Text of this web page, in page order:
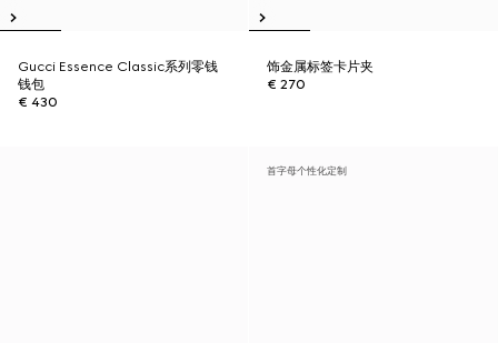
Gucci Essence Classic系列零钱
钱包
€ 430
饰金属标签卡片夹
€ 270
首字母个性化定制